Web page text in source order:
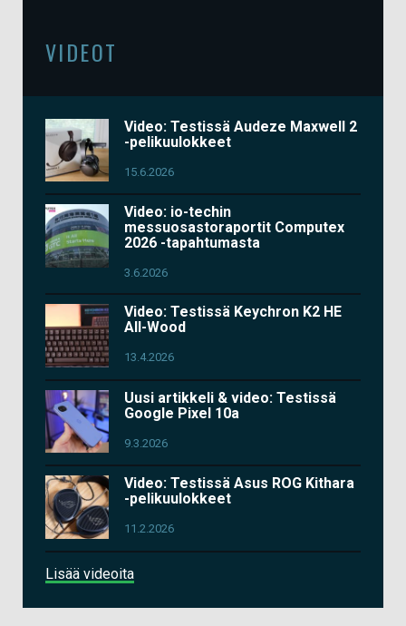
VIDEOT
Video: Testissä Audeze Maxwell 2
-pelikuulokkeet
15.6.2026
Video: io-techin
messuosastoraportit Computex
2026 -tapahtumasta
3.6.2026
Video: Testissä Keychron K2 HE
All-Wood
13.4.2026
Uusi artikkeli & video: Testissä
Google Pixel 10a
9.3.2026
Video: Testissä Asus ROG Kithara
-pelikuulokkeet
11.2.2026
Lisää videoita